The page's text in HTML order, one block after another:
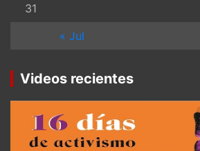
31
« Jul
Videos recientes